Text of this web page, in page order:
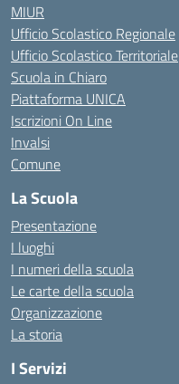
MIUR
Ufficio Scolastico Regionale
Ufficio Scolastico Territoriale
Scuola in Chiaro
Piattaforma UNICA
Iscrizioni On Line
Invalsi
Comune
La Scuola
Presentazione
I luoghi
I numeri della scuola
Le carte della scuola
Organizzazione
La storia
I Servizi